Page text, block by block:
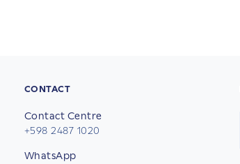
CONTACT
Contact Centre
+598 2487 1020
WhatsApp